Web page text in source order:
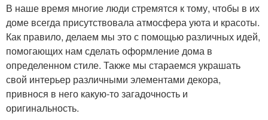
В наше время многие люди стремятся к тому, чтобы в их
доме всегда присутствовала атмосфера уюта и красоты.
Как правило, делаем мы это с помощью различных идей,
помогающих нам сделать оформление дома в
определенном стиле. Также мы стараемся украшать
свой интерьер различными элементами декора,
привнося в него какую-то загадочность и
оригинальность.